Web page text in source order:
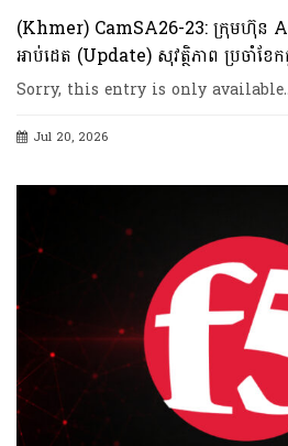
(Khmer) CamSA26-23: ក្រុមហ៊ុន
អាប់ដេត (Update) សុវត្ថិភាព ប្រចាំខែក
Sorry, this entry is only
Jul 20, 2026